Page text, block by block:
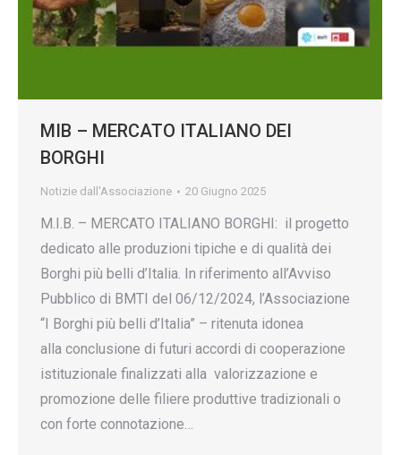
MIB – MERCATO ITALIANO DEI
BORGHI
Notizie dall'Associazione 20 Giugno 2025
M.I.B. – MERCATO ITALIANO BORGHI: il progetto
dedicato alle produzioni tipiche e di qualità dei
Borghi più belli d’Italia. In riferimento all’Avviso
Pubblico di BMTI del 06/12/2024, l’Associazione
“I Borghi più belli d’Italia” – ritenuta idonea
alla conclusione di futuri accordi di cooperazione
istituzionale finalizzati alla valorizzazione e
promozione delle filiere produttive tradizionali o
con forte connotazione…